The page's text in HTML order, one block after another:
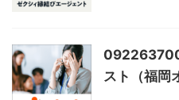
スト（福岡